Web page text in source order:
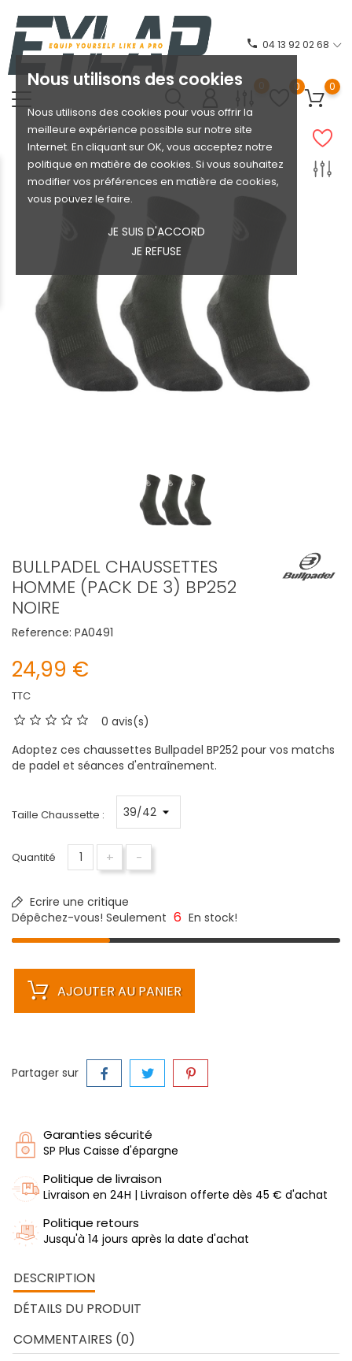
Nous utilisons des cookies
Nous utilisons des cookies pour vous offrir la
meilleure expérience possible sur notre site
Internet. En cliquant sur OK, vous acceptez notre
politique en matière de cookies. Si vous souhaitez
modifier vos préférences en matière de cookies,
vous pouvez le faire.
JE SUIS D'ACCORD
JE REFUSE
phone 04 13 92 02 68
0 0 0
BULLPADEL CHAUSSETTES
HOMME (PACK DE 3) BP252
NOIRE
Reference: PA0491
24,99 €
TTC
0 avis(s)
Adoptez ces chaussettes Bullpadel BP252 pour vos matchs
de padel et séances d'entraînement.
Taille Chaussette :
Quantité + -
Ecrire une critique
Dépêchez-vous! Seulement 6 En stock!
AJOUTER AU PANIER
Partager sur
Garanties sécurité
SP Plus Caisse d'épargne
Politique de livraison
Livraison en 24H | Livraison offerte dès 45 € d'achat
Politique retours
Jusqu'à 14 jours après la date d'achat
DESCRIPTION
DÉTAILS DU PRODUIT
COMMENTAIRES (0)